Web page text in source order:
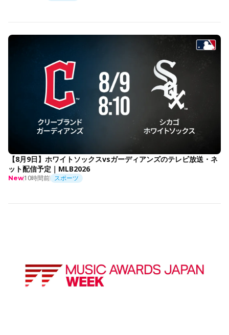
【8月9日】ホワイトソックスvsガーディアンズのテレビ放送・ネ
ット配信予定｜MLB2026
New10時間前 スポーツ